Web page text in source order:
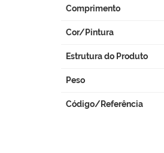
Comprimento
Cor/Pintura
Estrutura do Produto
Peso
Código/Referência